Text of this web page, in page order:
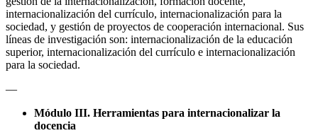
internacionalización del currículo, internacionalización para la
sociedad, y gestión de proyectos de cooperación internacional. Sus
líneas de investigación son: internacionalización de la educación
superior, internacionalización del currículo e internacionalización
para la sociedad.
—
Módulo III. Herramientas para internacionalizar la
docencia